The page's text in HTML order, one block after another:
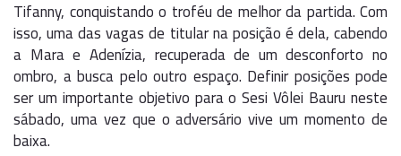
Tifanny, conquistando o troféu de melhor da partida. Com
isso, uma das vagas de titular na posição é dela, cabendo
a Mara e Adenízia, recuperada de um desconforto no
ombro, a busca pelo outro espaço. Definir posições pode
ser um importante objetivo para o Sesi Vôlei Bauru neste
sábado, uma vez que o adversário vive um momento de
baixa.